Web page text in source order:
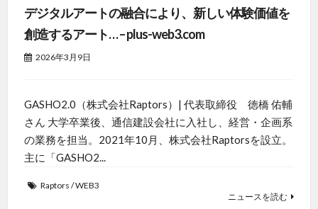
デジタルアートの融合により、新しい体験価値を
創造するアート… – plus-web3.com
2026年3月9日
GASHO2.0（株式会社Raptors）| 代表取締役 徳橋 佑輔
さん 大学卒業後、通信建設会社に入社し、経営・企画系
の業務を担当。2021年10月、株式会社Raptorsを設立。
主に「GASHO2...
Raptors /WEB3
ニュースを読む